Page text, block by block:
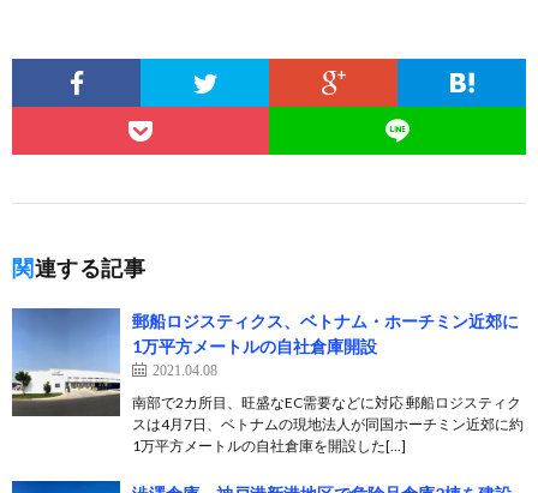
関連する記事
郵船ロジスティクス、ベトナム・ホーチミン近郊に
1万平方メートルの自社倉庫開設
2021.04.08
南部で2カ所目、旺盛なEC需要などに対応 郵船ロジスティク
スは4月7日、ベトナムの現地法人が同国ホーチミン近郊に約
1万平方メートルの自社倉庫を開設した[…]